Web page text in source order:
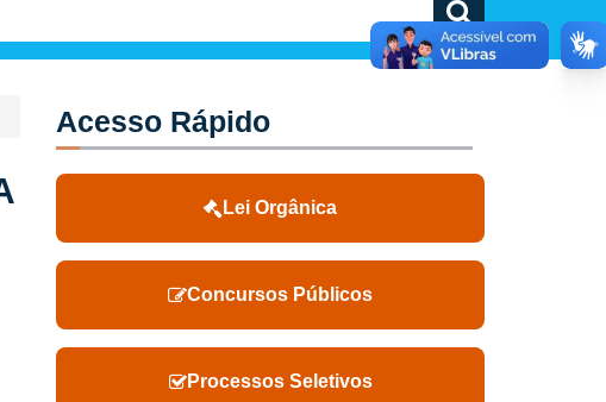
Acesso Rápido
Lei Orgânica
Concursos Públicos
Processos Seletivos